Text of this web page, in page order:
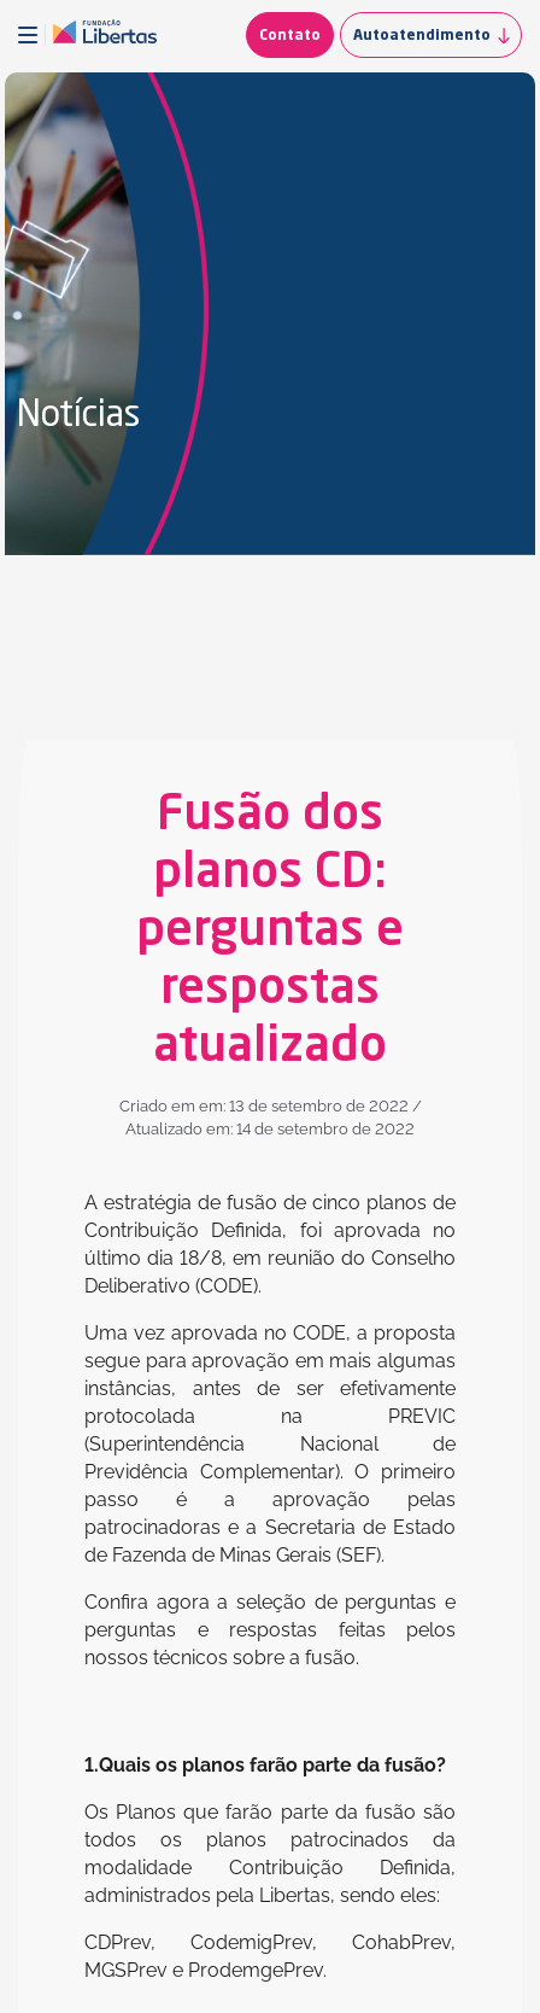
Contato Autoatendimento
Notícias
Fusão dos
planos CD:
perguntas e
respostas
atualizado
Criado em em: 13 de setembro de 2022 /
Atualizado em: 14 de setembro de 2022
A estratégia de fusão de cinco planos de
Contribuição Definida, foi aprovada no
último dia 18/8, em reunião do Conselho
Deliberativo (CODE).
Uma vez aprovada no CODE, a proposta
segue para aprovação em mais algumas
instâncias, antes de ser efetivamente
protocolada na PREVIC
(Superintendência Nacional de
Previdência Complementar). O primeiro
passo é a aprovação pelas
patrocinadoras e a Secretaria de Estado
de Fazenda de Minas Gerais (SEF).
Confira agora a seleção de perguntas e
perguntas e respostas feitas pelos
nossos técnicos sobre a fusão.
1.Quais os planos farão parte da fusão?
Os Planos que farão parte da fusão são
todos os planos patrocinados da
modalidade Contribuição Definida,
administrados pela Libertas, sendo eles:
CDPrev, CodemigPrev, CohabPrev,
MGSPrev e ProdemgePrev.